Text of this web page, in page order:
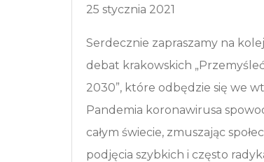
25 stycznia 2021
Serdecznie zapraszamy na
debat krakowskich
2030”, które odbędzie się we
Pandemia koronawirusa
całym świecie, zmuszając
podjęcia szybkich i często